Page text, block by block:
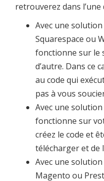
retrouverez dans
Avec une
Squarespace ou
fonctionne sur le
d’autre. Dans ce
au code qui
pas à vous
Avec une
fonctionne sur
créez le code et
télécharger et de
Avec une
Magento ou